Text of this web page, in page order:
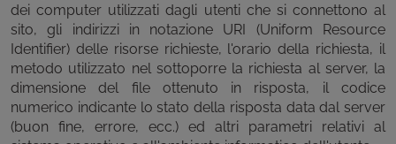
dei computer utilizzati dagli utenti che si connettono al
sito, gli indirizzi in notazione URI (Uniform Resource
Identifier) delle risorse richieste, l'orario della richiesta, il
metodo utilizzato nel sottoporre la richiesta al server, la
dimensione del file ottenuto in risposta, il codice
numerico indicante lo stato della risposta data dal server
(buon fine, errore, ecc.) ed altri parametri relativi al